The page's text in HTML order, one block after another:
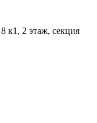
к1, 2 этаж, секция